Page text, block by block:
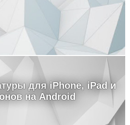
для iPhone, iPad и
на Android